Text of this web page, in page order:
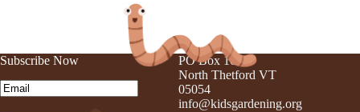
Subscribe Now
Email(Required)
PO Box 105
North Thetford VT
05054
info@kidsgardening.org